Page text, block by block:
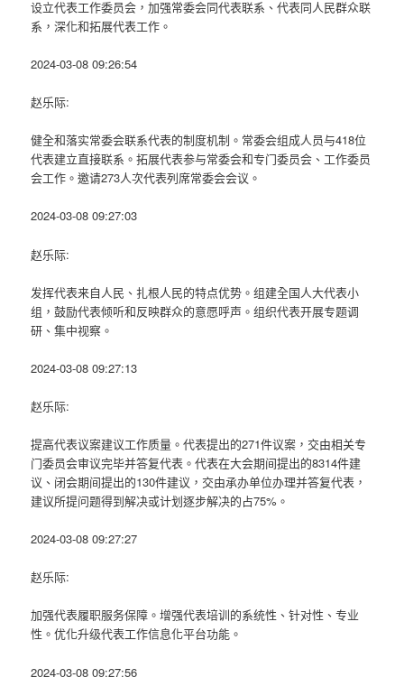
设立代表工作委员会，加强常委会同代表联系、代表同人民群众联
系，深化和拓展代表工作。
2024-03-08 09:26:54
赵乐际:
健全和落实常委会联系代表的制度机制。常委会组成人员与418位
代表建立直接联系。拓展代表参与常委会和专门委员会、工作委员
会工作。邀请273人次代表列席常委会会议。
2024-03-08 09:27:03
赵乐际:
发挥代表来自人民、扎根人民的特点优势。组建全国人大代表小
组，鼓励代表倾听和反映群众的意愿呼声。组织代表开展专题调
研、集中视察。
2024-03-08 09:27:13
赵乐际:
提高代表议案建议工作质量。代表提出的271件议案，交由相关专
门委员会审议完毕并答复代表。代表在大会期间提出的8314件建
议、闭会期间提出的130件建议，交由承办单位办理并答复代表，
建议所提问题得到解决或计划逐步解决的占75%。
2024-03-08 09:27:27
赵乐际:
加强代表履职服务保障。增强代表培训的系统性、针对性、专业
性。优化升级代表工作信息化平台功能。
2024-03-08 09:27:56